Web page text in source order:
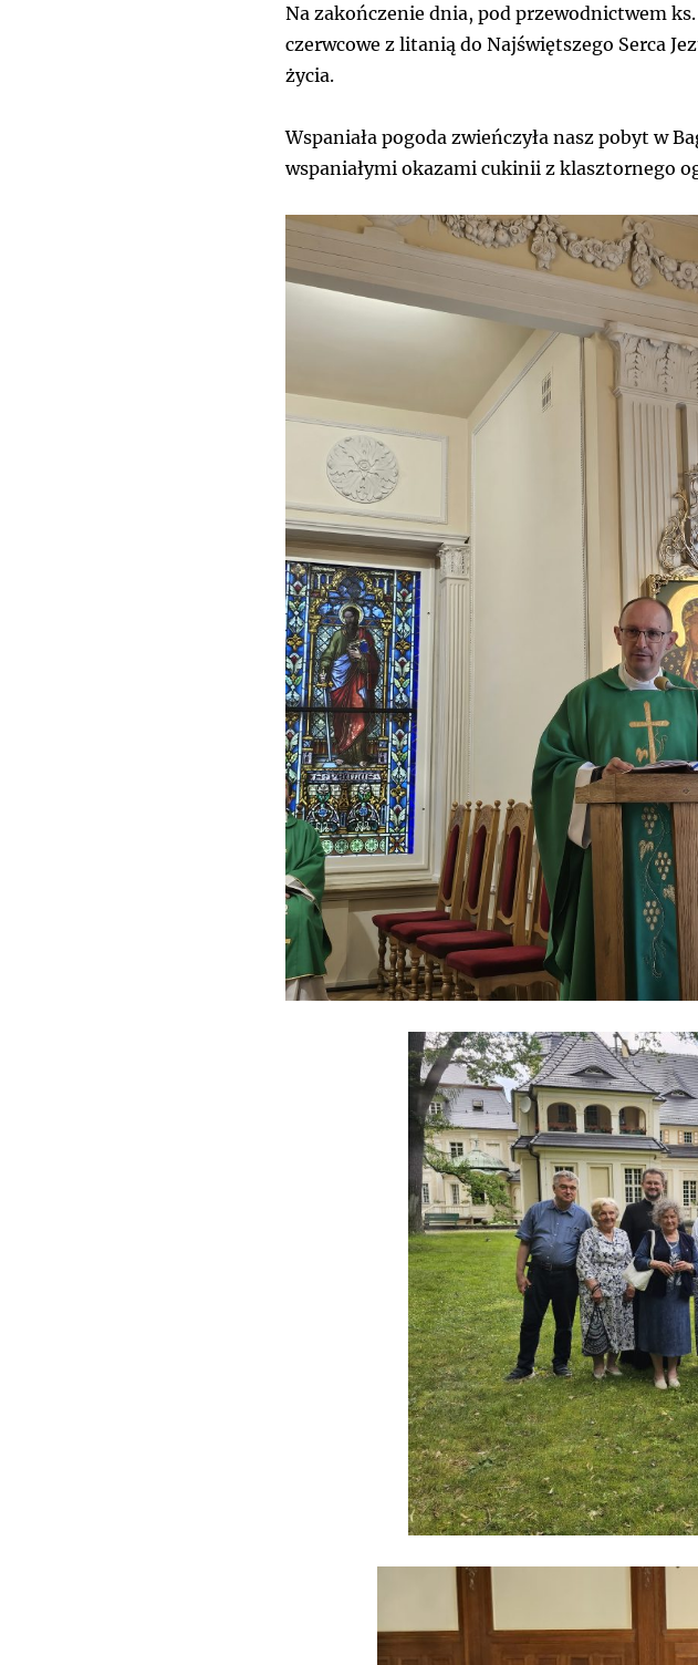
Na zakończenie dnia, pod przewodnictwem
czerwcowe z litanią do Najświętszego Serca
życia.
Wspaniała pogoda zwieńczyła nasz pobyt w
wspaniałymi okazami cukinii z klasztornego